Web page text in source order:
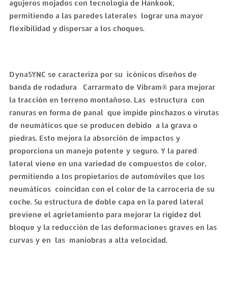
agujeros mojados con tecnología de Hankook,
permitiendo a las paredes laterales lograr una mayor
flexibilidad y dispersar a los choques.
DynaSYNC se caracteriza por su icónicos diseños de
banda de rodadura Carrarmato de Vibram® para mejorar
la tracción en terreno montañoso. Las estructura con
ranuras en forma de panal que impide pinchazos o virutas
de neumáticos que se producen debido a la grava o
piedras. Esto mejora la absorción de impactos y
proporciona un manejo potente y seguro. Y la pared
lateral viene en una variedad de compuestos de color,
permitiendo a los propietarios de automóviles que los
neumáticos coincidan con el color de la carrocería de su
coche. Su estructura de doble capa en la pared lateral
previene el agrietamiento para mejorar la rigidez del
bloque y la reducción de las deformaciones graves en las
curvas y en las maniobras a alta velocidad.